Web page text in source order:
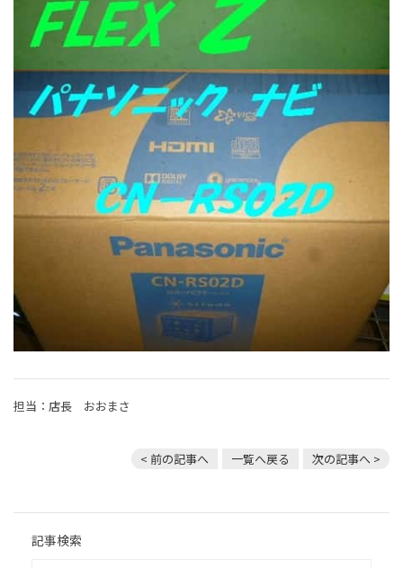
担当：店長 おおまさ
< 前の記事へ 一覧へ戻る 次の記事へ >
記事検索